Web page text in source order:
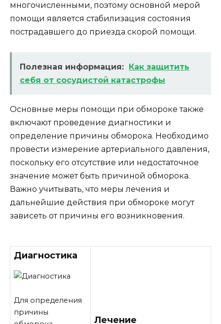
многочисленными, поэтому основной мерой
помощи является стабилизация состояния
пострадавшего до приезда скорой помощи.
Полезная информация: Как защитить
себя от сосудистой катастрофы
Основные меры помощи при обмороке также
включают проведение диагностики и
определение причины обморока. Необходимо
провести измерение артериального давления,
поскольку его отсутствие или недостаточное
значение может быть причиной обморока.
Важно учитывать, что меры лечения и
дальнейшие действия при обмороке могут
зависеть от причины его возникновения.
Диагностика
Для определения
причины
Лечение